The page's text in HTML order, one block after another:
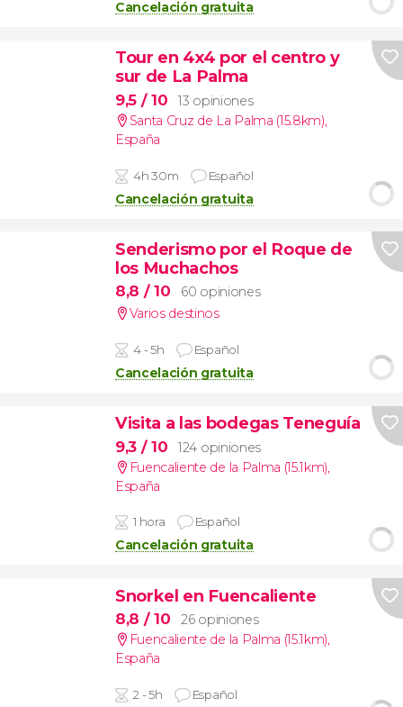
Cancelación gratuita
Tour en 4x4 por el centro y
sur de La Palma
9,5 / 10
13 opiniones
Santa Cruz de La Palma (15.8km),
España
4h 30m Español
Cancelación gratuita
Senderismo por el Roque de
los Muchachos
8,8 / 10
60 opiniones
Varios destinos
4 - 5h Español
Cancelación gratuita
Visita a las bodegas Teneguía
9,3 / 10
124 opiniones
Fuencaliente de la Palma (15.1km)
España
1 hora Español
Cancelación gratuita
Snorkel en Fuencaliente
8,8 / 10
26 opiniones
Fuencaliente de la Palma (15.1km),
España
2 - 5h Español